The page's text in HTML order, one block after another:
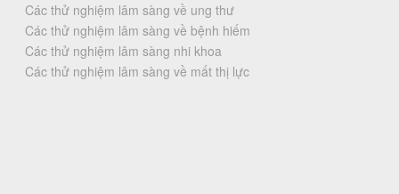
Các thử nghiệm lâm sàng về ung thư
Các thử nghiệm lâm sàng về bệnh hiếm
Các thử nghiệm lâm sàng nhi khoa
Các thử nghiệm lâm sàng về mất thị lực